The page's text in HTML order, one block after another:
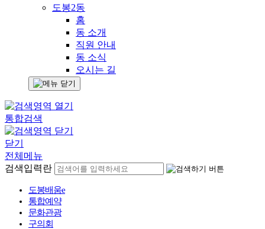
도봉2동
홈
동 소개
직원 안내
동 소식
오시는 길
통합검색
닫기
전체메뉴
검색입력란
도봉배움e
통합예약
문화관광
구의회